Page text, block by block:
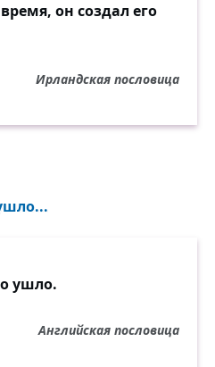
он создал его
Ирландская пословица
ушло.
Английская пословица